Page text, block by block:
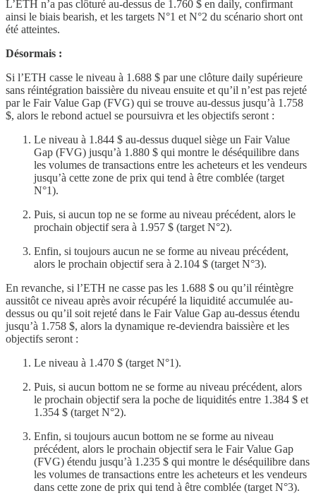
L’ETH n’a pas clôturé au-dessus de 1.760 $ en daily, confirmant
ainsi le biais bearish, et les targets N°1 et N°2 du scénario short ont
été atteintes.
Désormais :
Si l’ETH casse le niveau à 1.688 $ par une clôture daily supérieure
sans réintégration baissière du niveau ensuite et qu’il n’est pas rejeté
par le Fair Value Gap (FVG) qui se trouve au-dessus jusqu’à 1.758
$, alors le rebond actuel se poursuivra et les objectifs seront :
Le niveau à 1.844 $ au-dessus duquel siège un Fair Value
Gap (FVG) jusqu’à 1.880 $ qui montre le déséquilibre dans
les volumes de transactions entre les acheteurs et les vendeurs
jusqu’à cette zone de prix qui tend à être comblée (target
N°1).
Puis, si aucun top ne se forme au niveau précédent, alors le
prochain objectif sera à 1.957 $ (target N°2).
Enfin, si toujours aucun ne se forme au niveau précédent,
alors le prochain objectif sera à 2.104 $ (target N°3).
En revanche, si l’ETH ne casse pas les 1.688 $ ou qu’il réintègre
aussitôt ce niveau après avoir récupéré la liquidité accumulée au-
dessus ou qu’il soit rejeté dans le Fair Value Gap au-dessus étendu
jusqu’à 1.758 $, alors la dynamique re-deviendra baissière et les
objectifs seront :
Le niveau à 1.470 $ (target N°1).
Puis, si aucun bottom ne se forme au niveau précédent, alors
le prochain objectif sera la poche de liquidités entre 1.384 $ et
1.354 $ (target N°2).
Enfin, si toujours aucun bottom ne se forme au niveau
précédent, alors le prochain objectif sera le Fair Value Gap
(FVG) étendu jusqu’à 1.235 $ qui montre le déséquilibre dans
les volumes de transactions entre les acheteurs et les vendeurs
dans cette zone de prix qui tend à être comblée (target N°3).